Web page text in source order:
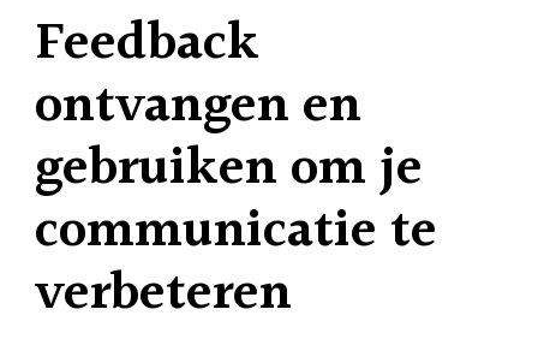
Feedback
ontvangen en
gebruiken om je
communicatie te
verbeteren